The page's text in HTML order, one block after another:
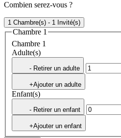
Combien serez-vous ?
1 Chambre(s) - 1 Invité(s)
Chambre 1
Chambre 1
Adulte(s)
- Retirer un adulte
+Ajouter un adulte
Enfant(s)
- Retirer un enfant
+Ajouter un enfant